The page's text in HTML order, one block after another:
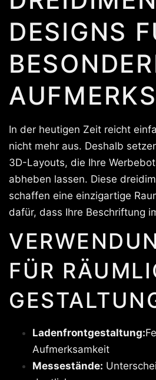
DESIGNS
In der heutigen Zeit reicht
nicht mehr aus. Deshalb
3D-Layouts, die Ihre
abheben lassen. Diese
schaffen eine einzigartige
dafür, dass Ihre Beschriftung
FÜR
Ladenfrontgestaltung:
Aufmerksamkeit
Messestände: